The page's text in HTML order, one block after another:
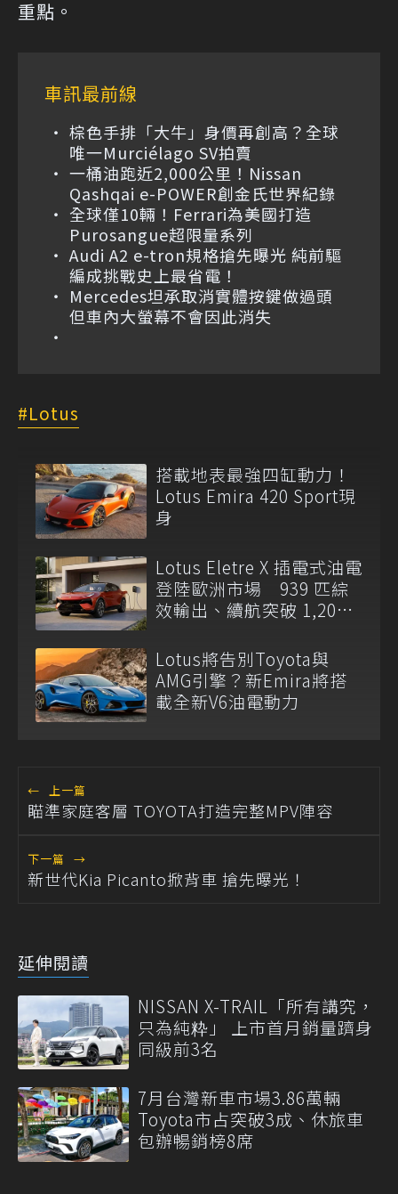
重點。
車訊最前線
棕色手排「大牛」身價再創高？全球
唯一Murciélago SV拍賣
一桶油跑近2,000公里！Nissan
Qashqai e-POWER創金氏世界紀錄
全球僅10輛！Ferrari為美國打造
Purosangue超限量系列
Audi A2 e-tron規格搶先曝光 純前驅
編成挑戰史上最省電！
Mercedes坦承取消實體按鍵做過頭
但車內大螢幕不會因此消失
Lotus
搭載地表最強四缸動力！
Lotus Emira 420 Sport現
身
Lotus Eletre X 插電式油電
登陸歐洲市場 939 匹綜
效輸出、續航突破 1,200
Lotus將告別Toyota與
AMG引擎？新Emira將搭
載全新V6油電動力
← 上一篇
瞄準家庭客層 TOYOTA打造完整MPV陣容
下一篇 →
新世代Kia Picanto掀背車 搶先曝光！
延伸閱讀
NISSAN X-TRAIL「所有講究，
只為純粋」 上市首月銷量躋身
同級前3名
7月台灣新車市場3.86萬輛
Toyota市占突破3成、休旅車
包辦暢銷榜8席